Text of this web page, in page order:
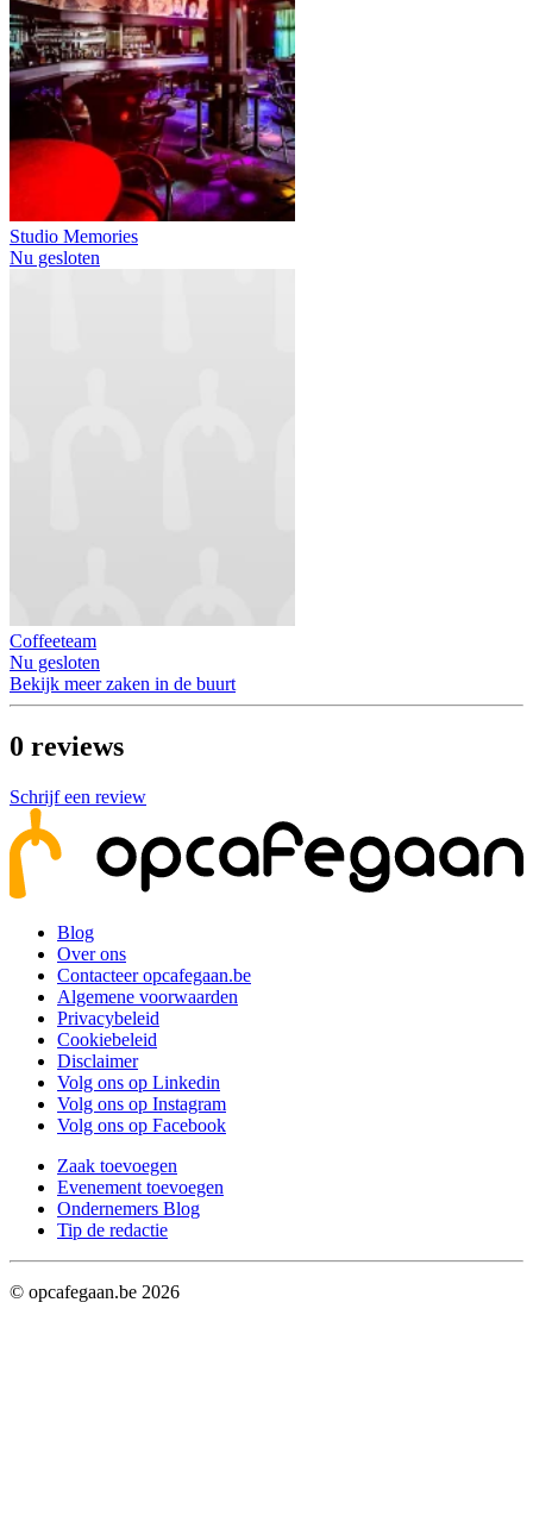
Studio Memories
Nu gesloten
Coffeeteam
Nu gesloten
Bekijk meer zaken in de buurt
0 reviews
Schrijf een review
Blog
Over ons
Contacteer opcafegaan.be
Algemene voorwaarden
Privacybeleid
Cookiebeleid
Disclaimer
Volg ons op Linkedin
Volg ons op Instagram
Volg ons op Facebook
Zaak toevoegen
Evenement toevoegen
Ondernemers Blog
Tip de redactie
© opcafegaan.be 2026